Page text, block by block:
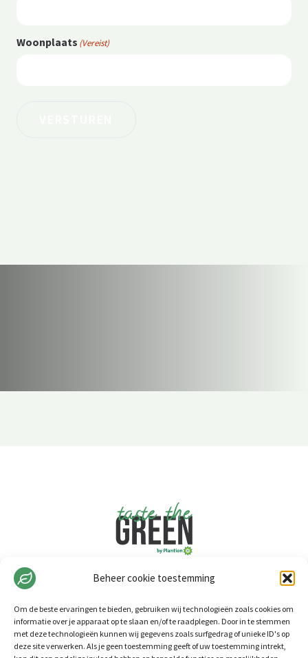
Beheer cookie toestemming
Om de beste ervaringen te bieden, gebruiken wij technologieën zoals cookies om
informatie over je apparaat op te slaan en/of te raadplegen. Door in te stemmen
met deze technologieën kunnen wij gegevens zoals surfgedrag of unieke ID's op
deze site verwerken. Als je geen toestemming geeft of uw toestemming intrekt,
Woonplaats (Vereist)